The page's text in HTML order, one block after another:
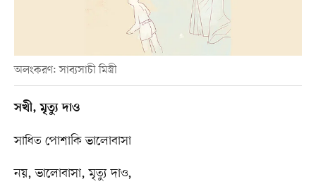
অলংকরণ: সাব্যসাচী মিস্ত্রী
সখী, মৃত্যু দাও
সাধিত পোশাকি ভালোবাসা
নয়, ভালোবাসা, মৃত্যু দাও,